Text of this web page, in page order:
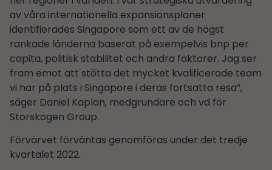
av våra internationella expansionsplaner
identifierades Singapore som ett av de högst
rankade länderna baserat på exempelvis bnp per
capita, politisk stabilitet och andra faktorer. Jag ser
fram emot att stötta det mycket kvalificerade team
vi har på plats i Singapore i deras fortsatta resa”,
säger Daniel Kaplan, medgrundare och vd för
Storskogen Group.
Förvärvet förväntas genomföras under det tredje
kvartalet 2022.